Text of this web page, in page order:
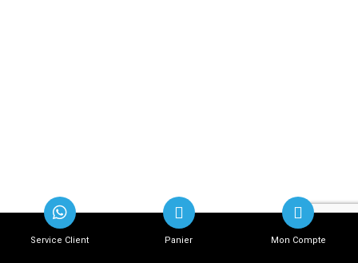
Service Client Panier Mon Compte